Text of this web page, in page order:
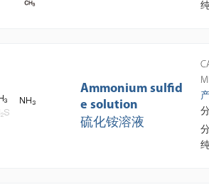
Ammonium sulfid
e solution
硫化铵溶液